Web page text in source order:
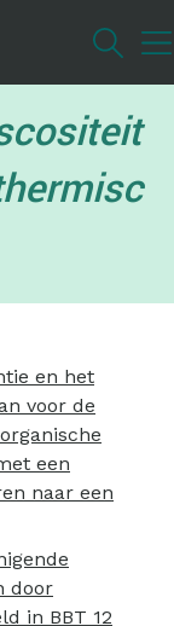
en het
voor de
een
naar een
door
in BBT 12